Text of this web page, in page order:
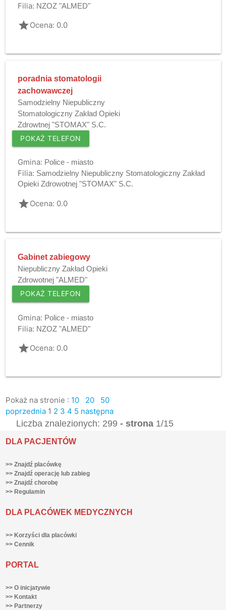
Filia: NZOZ "ALMED"
gradeOcena: 0.0
poradnia stomatologii
zachowawczej
Samodzielny Niepubliczny
Stomatologiczny Zakład Opieki
Zdrowtnej "STOMAX" S.C.
POKAŻ TELEFON
Gmina: Police - miasto
Filia: Samodzielny Niepubliczny Stomatologiczny Zakład
Opieki Zdrowotnej "STOMAX" S.C.
gradeOcena: 0.0
Gabinet zabiegowy
Niepubliczny Zakład Opieki
Zdrowotnej "ALMED"
POKAŻ TELEFON
Gmina: Police - miasto
Filia: NZOZ "ALMED"
gradeOcena: 0.0
Pokaż na stronie : 10 20
50
poprzednia 1 2 3 4 5 następna
Liczba znalezionych: 299 - strona 1/15
DLA PACJENTÓW
>> Znajdź placówkę
>> Znajdź operację lub zabieg
>> Znajdź chorobę
>> Regulamin
DLA PLACÓWEK MEDYCZNYCH
>> Korzyści dla placówki
>> Cennik
PORTAL
>> O inicjatywie
>> Kontakt
>> Partnerzy